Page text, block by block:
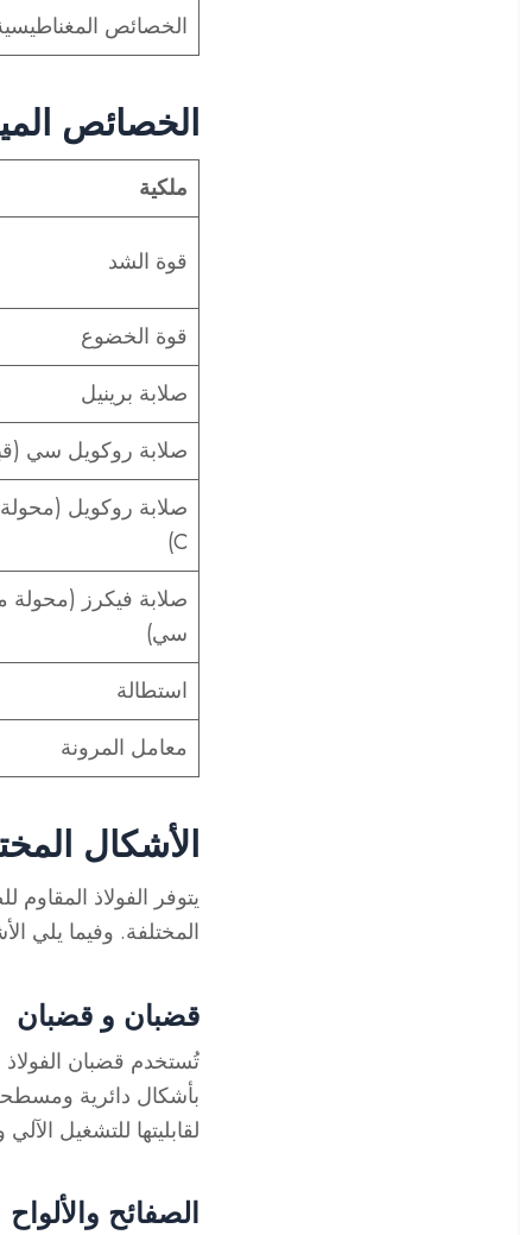
الخصائص
الخصائص
ملكية
قوة الشد
قوة الخضوع
صلابة برينيل
صلابة روكويل سي
صلابة روكويل
C)
صلابة فيكرز (محولة
سي)
استطالة
معامل المرونة
الأشكال
المختلفة. وفيما يلي
قضبان و قضبان
بأشكال دائرية
لقابليتها للتشغيل الآلي
الصفائح والألواح